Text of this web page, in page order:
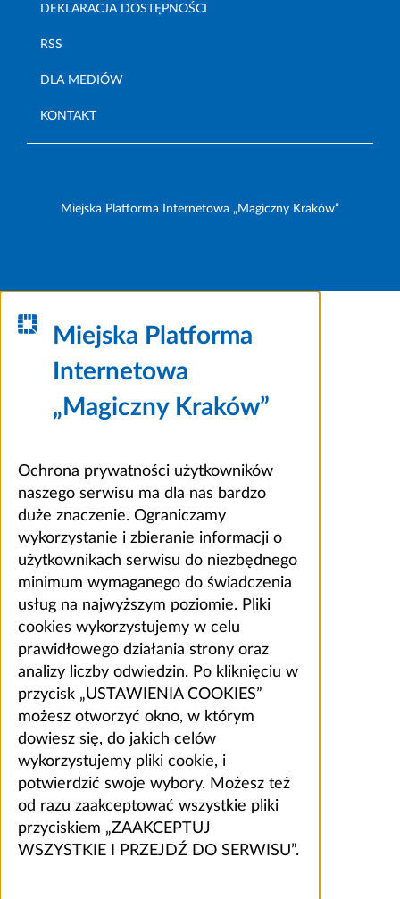
DEKLARACJA DOSTĘPNOŚCI
RSS
DLA MEDIÓW
KONTAKT
Miejska Platforma Internetowa „Magiczny Kraków”
Miejska Platforma
Internetowa
„Magiczny Kraków”
Ochrona prywatności użytkowników
naszego serwisu ma dla nas bardzo
duże znaczenie. Ograniczamy
wykorzystanie i zbieranie informacji o
użytkownikach serwisu do niezbędnego
minimum wymaganego do świadczenia
usług na najwyższym poziomie. Pliki
cookies wykorzystujemy w celu
prawidłowego działania strony oraz
analizy liczby odwiedzin. Po kliknięciu w
przycisk „USTAWIENIA COOKIES”
możesz otworzyć okno, w którym
dowiesz się, do jakich celów
wykorzystujemy pliki cookie, i
potwierdzić swoje wybory. Możesz też
od razu zaakceptować wszystkie pliki
przyciskiem „ZAAKCEPTUJ
WSZYSTKIE I PRZEJDŹ DO SERWISU”.